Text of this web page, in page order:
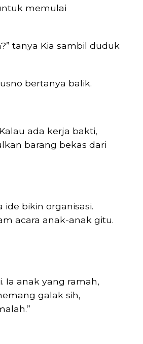
memulai
tanya Kia sambil duduk
bertanya balik.
ada kerja bakti,
barang bekas dari
ide bikin organisasi.
acara anak-anak gitu.
Ia anak yang ramah,
galak sih,